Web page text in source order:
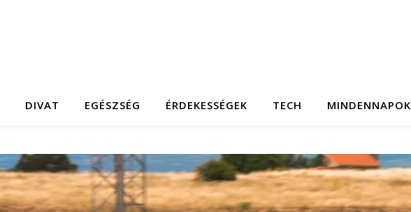
DIVAT EGÉSZSÉG ÉRDEKESSÉGEK TECH MINDENNAPOK